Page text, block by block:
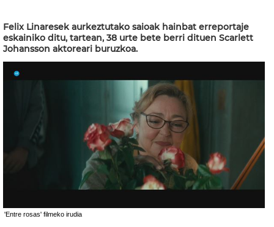
Felix Linaresek aurkeztutako saioak hainbat erreportaje
eskainiko ditu, tartean, 38 urte bete berri dituen Scarlett
Johansson aktoreari buruzkoa.
'Entre rosas' filmeko irudia